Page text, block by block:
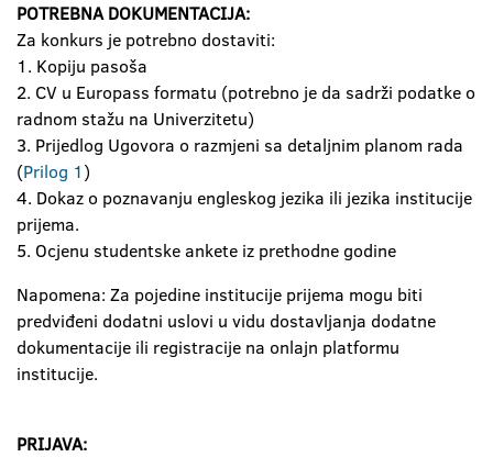
POTREBNA DOKUMENTACIJA:
Za konkurs je potrebno dostaviti:
1. Kopiju pasoša
2. CV u Europass formatu (potrebno je da sadrži podatke o
radnom stažu na Univerzitetu)
3. Prijedlog Ugovora o razmjeni sa detaljnim planom rada
(Prilog 1)
4. Dokaz o poznavanju engleskog jezika ili jezika institucije
prijema.
5. Ocjenu studentske ankete iz prethodne godine
Napomena: Za pojedine institucije prijema mogu biti
predviđeni dodatni uslovi u vidu dostavljanja dodatne
dokumentacije ili registracije na onlajn platformu
institucije.
PRIJAVA: